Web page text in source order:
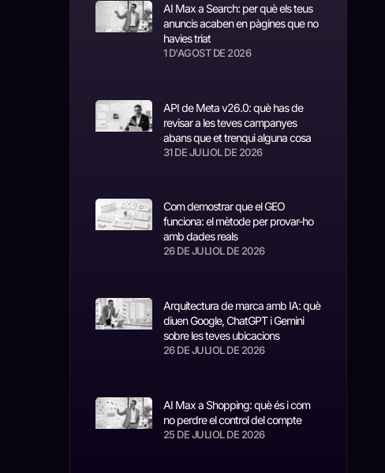
AI Max a Search: per què els teus
anuncis acaben en pàgines que no
havies triat
1 D'AGOST DE 2026
API de Meta v26.0: què has de
revisar a les teves campanyes
abans que et trenqui alguna cosa
31 DE JULIOL DE 2026
Com demostrar que el GEO
funciona: el mètode per provar-ho
amb dades reals
26 DE JULIOL DE 2026
Arquitectura de marca amb IA: què
diuen Google, ChatGPT i Gemini
sobre les teves ubicacions
26 DE JULIOL DE 2026
AI Max a Shopping: què és i com
no perdre el control del compte
25 DE JULIOL DE 2026